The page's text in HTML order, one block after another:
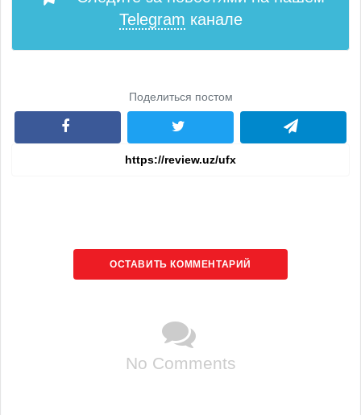
Telegram канале
Поделиться постом
ОСТАВИТЬ КОММЕНТАРИЙ
No Comments